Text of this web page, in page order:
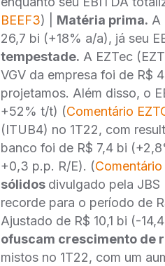
BEEF3) | Matéria prima. A
26,7 bi (+18% a/a), já seu
tempestade. A EZTec
VGV da empresa foi de R$
projetamos. Além disso, o
+52% t/t) (Comentário
(ITUB4) no 1T22, com
banco foi de R$ 7,4 bi
+0,3 p.p. R/E). (
sólidos divulgado pela JBS
recorde para o período de
Ajustado de R$ 10,1 bi (-
ofuscam crescimento de
mistos no 1T22, com um